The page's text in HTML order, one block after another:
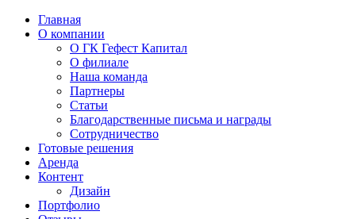
Главная
О компании
О ГК Гефест Капитал
О филиале
Наша команда
Партнеры
Статьи
Благодарственные письма и награды
Сотрудничество
Готовые решения
Аренда
Контент
Дизайн
Портфолио